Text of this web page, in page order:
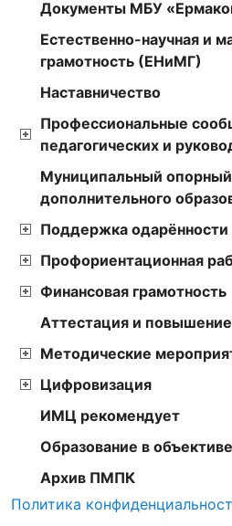
Документы МБУ
Естественно-научная и
грамотность (ЕНиМГ)
Наставничество
Профессиональные
педагогических и
Муниципальный
дополнительного
Поддержка одарённости
Профориентационная
Финансовая грамотность
Аттестация и
Методические
Цифровизация
ИМЦ рекомендует
Образование в
Архив ПМПК
Политика